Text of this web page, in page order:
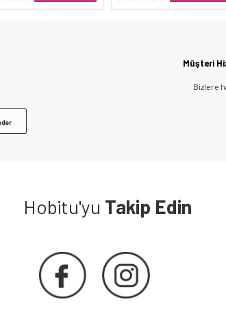
Müşteri
Bizlere
Hobitu'yu Takip Edin